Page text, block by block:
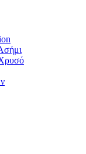
Χρυσό